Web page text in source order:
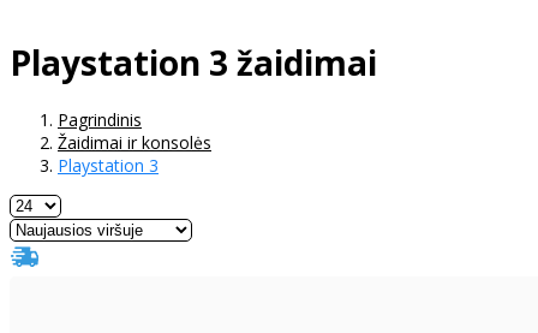
Playstation 3 žaidimai
Pagrindinis
Žaidimai ir konsolės
Playstation 3